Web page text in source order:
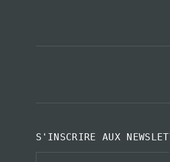
S'INSCRIRE AUX